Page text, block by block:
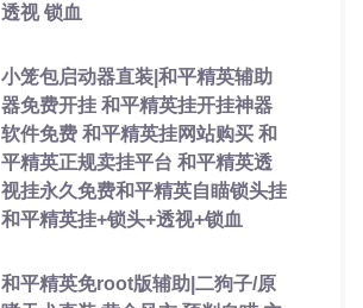
透视 锁血
小笼包启动器直装|和平精英辅助
器免费开挂 和平精英挂开挂神器
软件免费 和平精英挂网站购买 和
平精英正规卖挂平台 和平精英透
视挂永久免费和平精英自瞄锁头挂
和平精英挂+锁头+透视+锁血
和平精英免root版辅助|二狗子/原